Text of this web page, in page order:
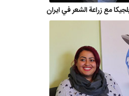
مع زراعة الشعر في ايران